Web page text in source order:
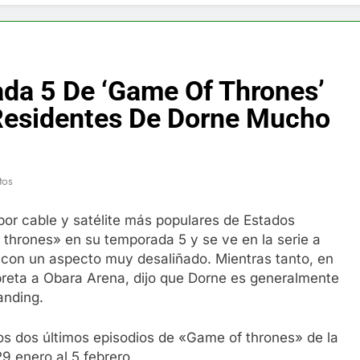
y restaurador, Carl Ruiz, muere a los 44 años
Max Testo a Precios Especiales en México, Chile,
en México – Descuentos Masivos en Mercado Libre
te lleva a lugares paranormales con binoculares de
Artificial deepfake de Samsung fabrica un clip de
5 De ‘Game Of Thrones’
De Dorne Mucho
cable y satélite más populares de Estados
en su temporada 5 y se ve en la serie a
un aspecto muy desaliñado. Mientras tanto, en
a Obara Arena, dijo que Dorne es generalmente
dos últimos episodios de «Game of thrones» de la
enero al 5 febrero.